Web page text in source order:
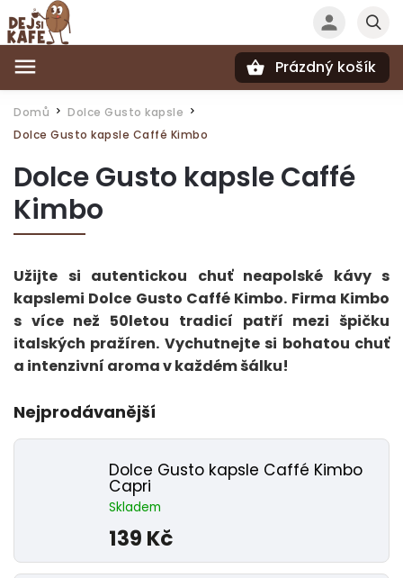
Prázdný košík
Domů / Dolce Gusto kapsle /
Dolce Gusto kapsle Caffé Kimbo
Dolce Gusto kapsle Caffé
Kimbo
Užijte si autentickou chuť neapolské kávy s
kapslemi Dolce Gusto Caffé Kimbo. Firma Kimbo
s více než 50letou tradicí patří mezi špičku
italských pražíren. Vychutnejte si bohatou chuť
a intenzivní aroma v každém šálku!
Nejprodávanější
Dolce Gusto kapsle Caffé Kimbo
Capri
Skladem
139 Kč